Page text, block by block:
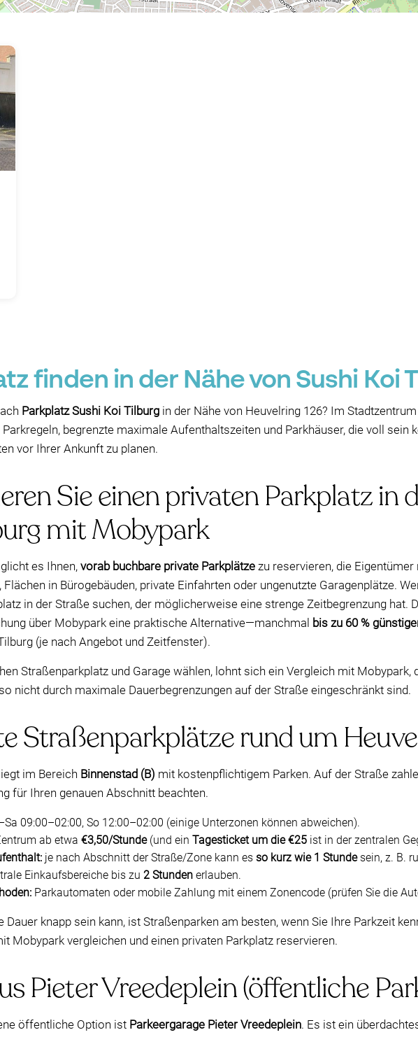
finden in der Nähe von Sushi Koi
Parkplatz Sushi Koi Tilburg in der Nähe von Heuvelring 126? Im
begrenzte maximale Aufenthaltszeiten und Parkhäuser, die voll sein
vor Ihrer Ankunft zu planen.
Sie einen privaten Parkplatz in
mit Mobypark
es Ihnen, vorab buchbare private Parkplätze zu reservieren, die
Flächen in Bürogebäuden, private Einfahrten oder ungenutzte Garagenplätze.
in der Straße suchen, der möglicherweise eine strenge Zeitbegrenzung hat.
über Mobypark eine praktische Alternative—manchmal bis zu 60 %
(je nach Angebot und Zeitfenster).
Straßenparkplatz und Garage wählen, lohnt sich ein Vergleich mit
nicht durch maximale Dauerbegrenzungen auf der Straße eingeschränkt sind.
Straßenparkplätze rund um
im Bereich Binnenstad (B) mit kostenpflichtigem Parken. Auf der Straße
für Ihren genauen Abschnitt beachten.
09:00–02:00, So 12:00–02:00 (einige Unterzonen können abweichen).
ab etwa €3,50/Stunde(und ein Tagesticket um die €25 ist in der zentralen
je nach Abschnitt der Straße/Zone kann es so kurz wie 1 Stundesein, z. B.
Einkaufsbereiche bis zu 2 Stunden erlauben.
Parkautomaten oder mobile Zahlung mit einem Zonencode (prüfen Sie die
Dauer knapp sein kann, ist Straßenparken am besten, wenn Sie Ihre Parkzeit
Mobypark vergleichen und einen privaten Parkplatz reservieren.
Pieter Vreedeplein (öffentliche
öffentliche Option ist Parkeergarage Pieter Vreedeplein. Es ist ein